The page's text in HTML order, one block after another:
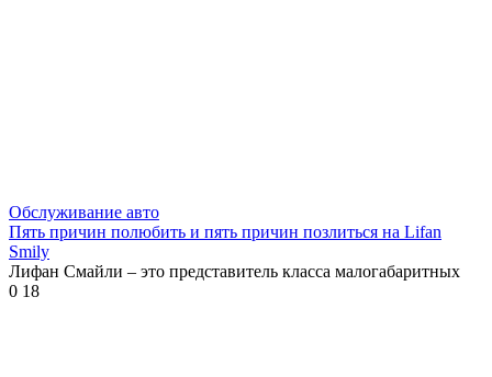
Обслуживание авто
Пять причин полюбить и пять причин позлиться на Lifan
Smily
Лифан Смайли – это представитель класса малогабаритных
0 18